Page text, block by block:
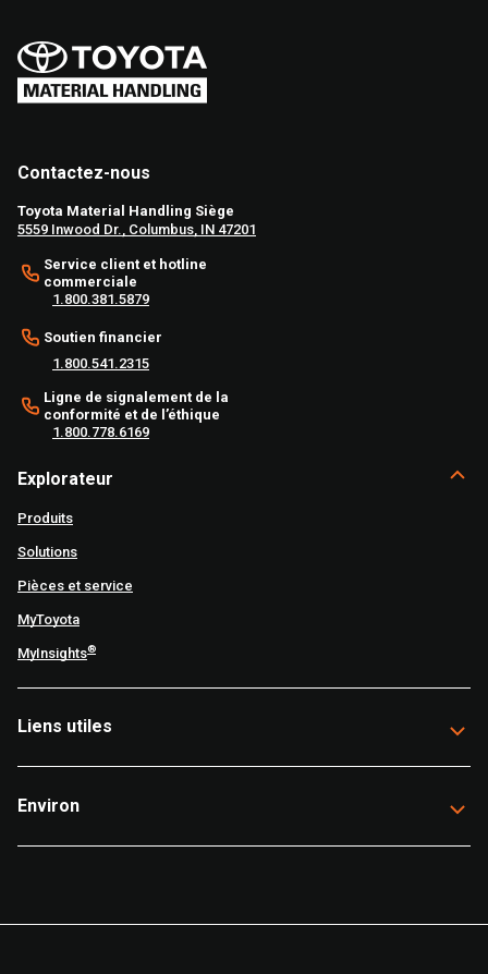
Contactez-nous
Toyota Material Handling Siège
5559 Inwood Dr., Columbus, IN 47201
Service client et hotline
commerciale
1.800.381.5879
Soutien financier
1.800.541.2315
Ligne de signalement de la
conformité et de l’éthique
1.800.778.6169
Explorateur
Produits
Solutions
Pièces et service
MyToyota
MyInsights®
Liens utiles
Environ